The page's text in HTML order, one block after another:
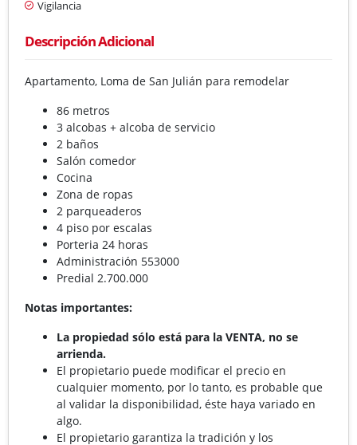
Vigilancia
Descripción Adicional
Apartamento, Loma de San Julián para remodelar
86 metros
3 alcobas + alcoba de servicio
2 baños
Salón comedor
Cocina
Zona de ropas
2 parqueaderos
4 piso por escalas
Porteria 24 horas
Administración 553000
Predial 2.700.000
Notas importantes:
La propiedad sólo está para la VENTA, no se
arrienda.
El propietario puede modificar el precio en
cualquier momento, por lo tanto, es probable que
al validar la disponibilidad, éste haya variado en
algo.
El propietario garantiza la tradición y los